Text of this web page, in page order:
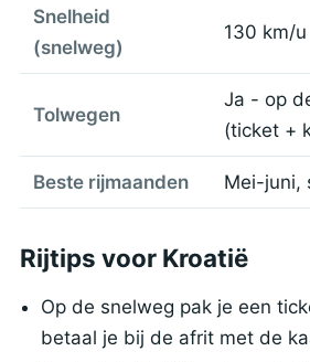
Snelheid
(snelweg)
130 km/u
Tolwegen
Ja - op
(ticket +
Beste rijmaanden Mei-juni,
Rijtips voor Kroatië
Op de snelweg pak je een
betaal je bij de afrit met de